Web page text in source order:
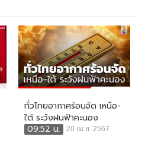
ทั่วไทยอากาศร้อนจัด เหนือ-
ใต้ ระวังฝนฟ้าคะนอง
09:52 น.
20 เม.ย. 2567